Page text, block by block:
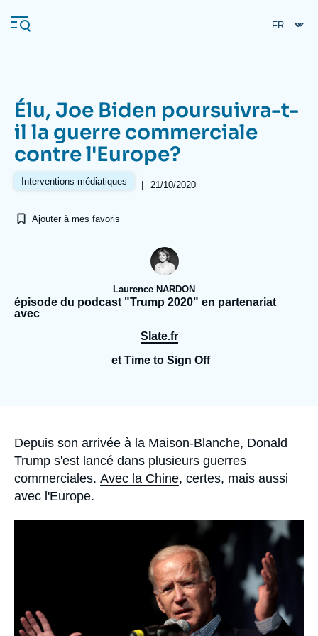
au
contenu
Navigation
principale
L'Ifri
Nous soutenir
À propos de l'Ifri
Proche-Orient
Élu, Joe Biden poursuivra-t-
il la guerre commerciale
contre l'Europe?
Interventions médiatiques | 21/10/2020
Ajouter à mes favoris
Laurence NARDON
épisode du podcast "Trump 2020" en partenariat
avec
Slate.fr
et Time to Sign Off
Accroche
Depuis son arrivée à la Maison-Blanche, Donald
Trump s'est lancé dans plusieurs guerres
commerciales. Avec la Chine, certes, mais aussi
avec l'Europe.